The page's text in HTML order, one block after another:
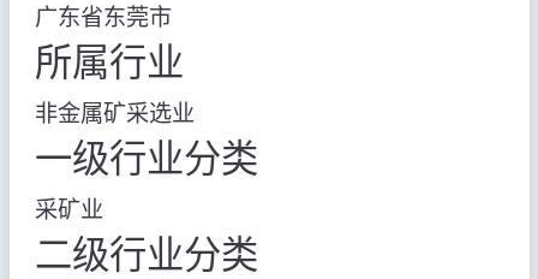
广东省东莞市
所属行业
非金属矿采选业
一级行业分类
采矿业
二级行业分类